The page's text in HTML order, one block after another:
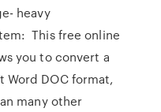
heavy
This free online
you to convert a
Word DOC format,
many other